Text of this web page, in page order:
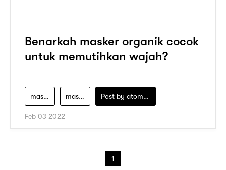
Benarkah masker organik cocok
untuk memutihkan wajah?
masker-alami masker-lokal-untuk-mencerahkan-wajah Post by atomeind
Feb 03 2022
1